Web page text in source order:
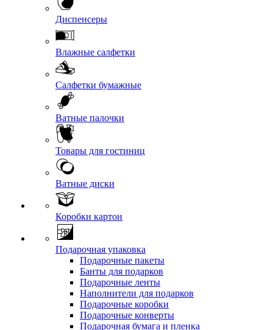
Диспенсеры
Влажные салфетки
Салфетки бумажные
Ватные палочки
Товары для гостиниц
Ватные диски
Коробки картон
Подарочная упаковка
Подарочные пакеты
Банты для подарков
Подарочные ленты
Наполнители для подарков
Подарочные коробки
Подарочные конверты
Подарочная бумага и пленка